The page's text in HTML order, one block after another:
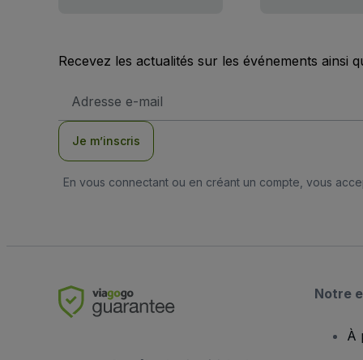
Recevez les actualités sur les événements ainsi
e-
Je m’inscris
En vous connectant ou en créant un compte, vous
Notre
À